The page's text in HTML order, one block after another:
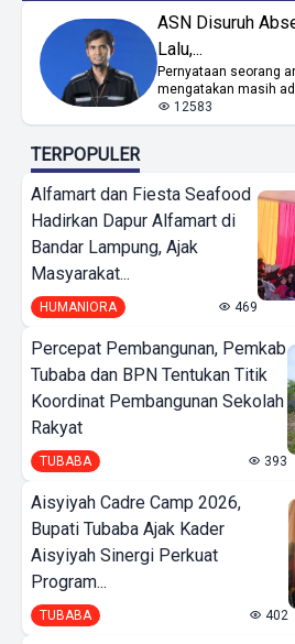
ASN Disuruh
Lalu,...
Pernyataan seorang
mengatakan masih
12583
TERPOPULER
Alfamart dan Fiesta Seafood
Hadirkan Dapur Alfamart di
Bandar Lampung, Ajak
Masyarakat...
HUMANIORA 469
Percepat Pembangunan, Pemkab
Tubaba dan BPN Tentukan Titik
Koordinat Pembangunan Sekolah
Rakyat
TUBABA 393
Aisyiyah Cadre Camp 2026,
Bupati Tubaba Ajak Kader
Aisyiyah Sinergi Perkuat
Program...
TUBABA 402